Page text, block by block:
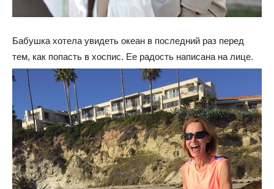
Бабушка хотела увидеть океан в последний раз перед
тем, как попасть в хоспис. Ее радость написана на лице.